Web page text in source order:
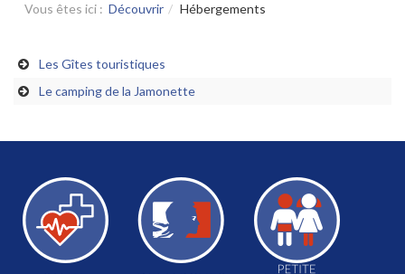
Vous êtes ici : Découvrir Hébergements
Les Gîtes touristiques
Le camping de la Jamonette